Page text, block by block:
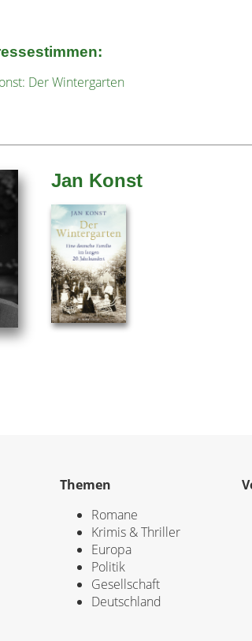
Der Wintergarten
Jan Konst
Themen
Romane
Krimis & Thriller
Europa
Politik
Gesellschaft
Deutschland